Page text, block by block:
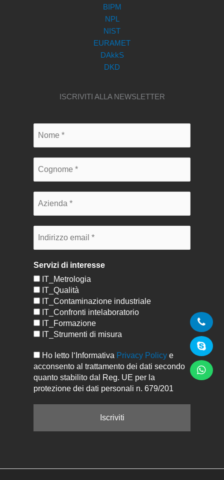
BIPM
NPL
NIST
EURAMET
DAkkS
DKD
ISCRIVITI ALLA NEWSLETTER
Servizi di interesse
IT_Metrologia
IT_Qualità
IT_Contaminazione industriale
IT_Confronti intelaboratorio
IT_Formazione
IT_Strumenti di misura
Ho letto l‘Informativa Privacy Policy e
acconsento al trattamento dei dati secondo
quanto stabilito dal Reg. UE per la
protezione dei dati personali n. 679/201